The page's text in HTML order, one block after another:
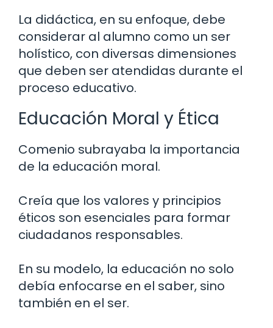
La didáctica, en su enfoque, debe
considerar al alumno como un ser
holístico, con diversas dimensiones
que deben ser atendidas durante el
proceso educativo.
Educación Moral y Ética
Comenio subrayaba la importancia
de la educación moral.
Creía que los valores y principios
éticos son esenciales para formar
ciudadanos responsables.
En su modelo, la educación no solo
debía enfocarse en el saber, sino
también en el ser.